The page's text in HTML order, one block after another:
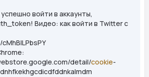
войти в аккаунты,
Видео: как войти в Twitter с
detail/cookie-